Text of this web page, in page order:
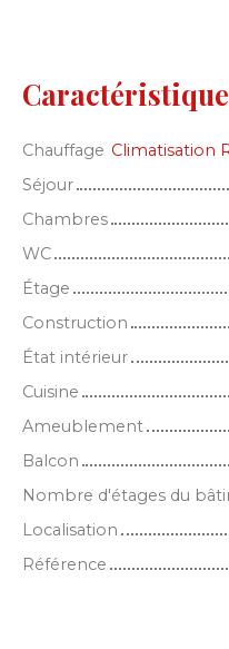
Chauffage
Séjour
Chambres
WC
Étage
Construction
État intérieur
Cuisine
Ameublement
Balcon
Nombre d'étages du
Localisation
Référence